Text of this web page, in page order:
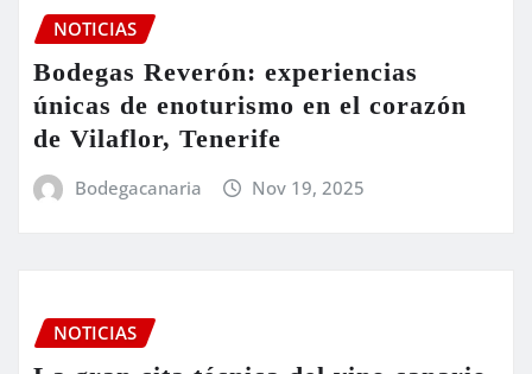
NOTICIAS
Bodegas Reverón: experiencias
únicas de enoturismo en el corazón
de Vilaflor, Tenerife
Bodegacanaria Nov 19, 2025
NOTICIAS